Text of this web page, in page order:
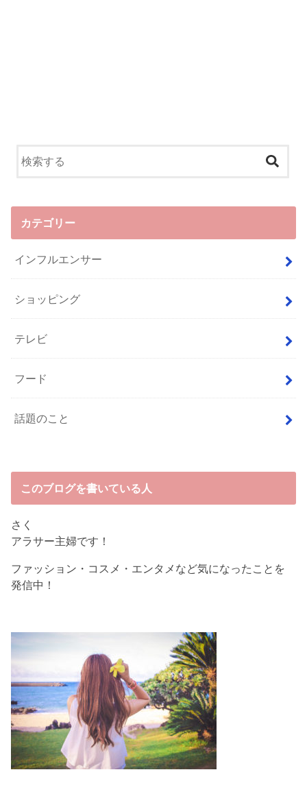
カテゴリー
インフルエンサー
ショッピング
テレビ
フード
話題のこと
このブログを書いている人
さく
アラサー主婦です！
ファッション・コスメ・エンタメなど気になったことを
発信中！